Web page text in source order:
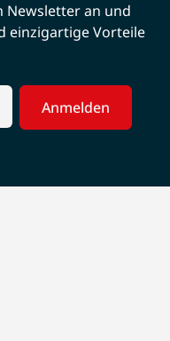
Newsletter an und
einzigartige Vorteile
Anmelden